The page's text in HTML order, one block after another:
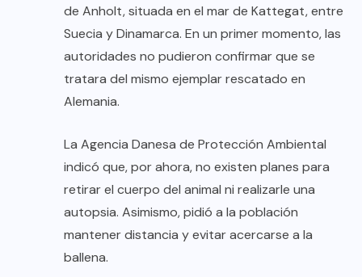
de Anholt, situada en el mar de Kattegat, entre
Suecia y Dinamarca. En un primer momento, las
autoridades no pudieron confirmar que se
tratara del mismo ejemplar rescatado en
Alemania.
La Agencia Danesa de Protección Ambiental
indicó que, por ahora, no existen planes para
retirar el cuerpo del animal ni realizarle una
autopsia. Asimismo, pidió a la población
mantener distancia y evitar acercarse a la
ballena.